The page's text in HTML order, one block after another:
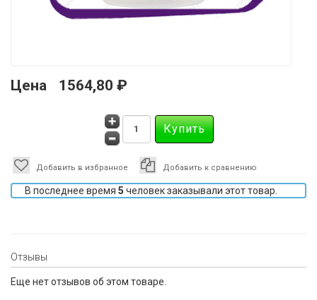
Цена 1564,80 ₽
Добавить в избранное Добавить к сравнению
В последнее время 5 человек заказывали этот товар.
Отзывы
Еще нет отзывов об этом товаре.